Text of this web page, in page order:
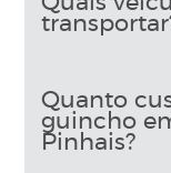
Quanto
guincho
Pinhais?